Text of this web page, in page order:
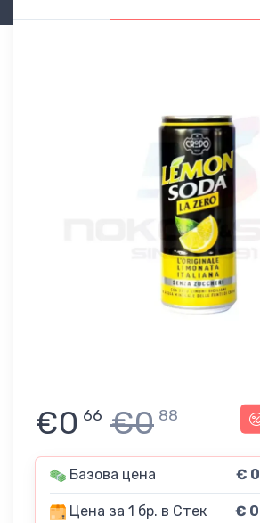
€0 66 €0 88
Базова цена €
Цена за 1 бр. в Стек €